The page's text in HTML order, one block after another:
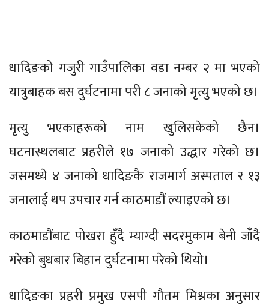
धादिङको गजुरी गाउँपालिका वडा नम्बर २ मा भएको
यात्रुबाहक बस दुर्घटनामा परी ८ जनाको मृत्यु भएको छ।
मृत्यु भएकाहरूको नाम खुलिसकेको छैन।
घटनास्थलबाट प्रहरीले १७ जनाको उद्धार गरेको छ।
जसमध्ये ४ जनाको धादिङकै राजमार्ग अस्पताल र १३
जनालाई थप उपचार गर्न काठमाडौं ल्याइएको छ।
काठमाडौंबाट पोखरा हुँदै म्याग्दी सदरमुकाम बेनी जाँदै
गरेको बुधबार बिहान दुर्घटनामा परेको थियो।
धादिङका प्रहरी प्रमुख एसपी गौतम मिश्रका अनुसार